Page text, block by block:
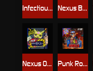
Nexus Blood & Shadow
Punk Rocker 2
Nexus Outsourced
Infectious 5 xWays